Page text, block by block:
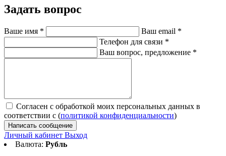
Задать вопрос
Ваше имя * Ваш email *
Телефон для связи *
Ваш вопрос, предложение *
Согласен с обработкой моих персональных данных в
соответствии с (политикой конфиденциальности)
Написать сообщение
Личный кабинет Выход
Валюта: Рубль